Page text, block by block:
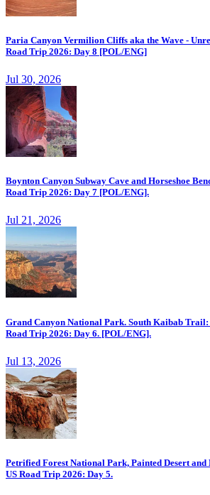
Paria Canyon Vermilion Cliffs aka the Wave -
Road Trip 2026: Day 8 [POL/ENG]
Jul 30, 2026
Boynton Canyon Subway Cave and Horseshoe
Road Trip 2026: Day 7 [POL/ENG].
Jul 21, 2026
Grand Canyon National Park. South Kaibab Trail:
Road Trip 2026: Day 6. [POL/ENG].
Jul 13, 2026
Petrified Forest National Park, Painted Desert
US Road Trip 2026: Day 5.